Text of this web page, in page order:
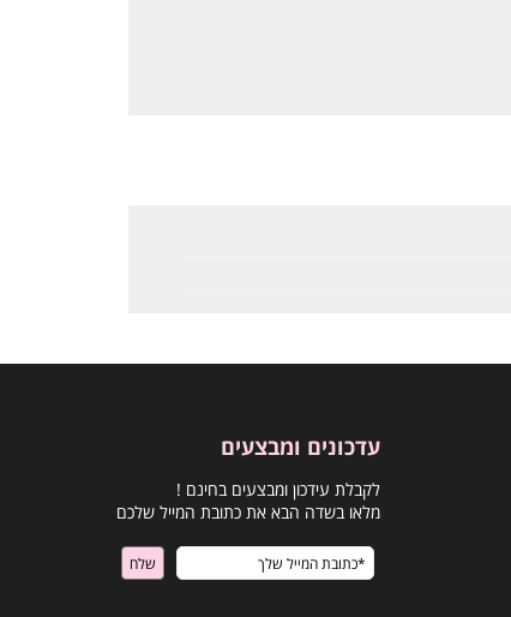
עדכונים ומבצעים
לקבלת עידכון ומבצעים בחינם !
מלאו בשדה הבא את כתובת המייל שלכם